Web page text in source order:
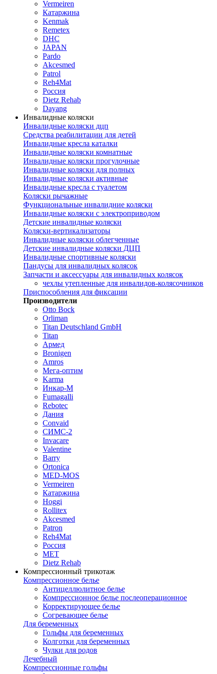
Vermeiren
Катаржина
Kenmak
Remetex
DHC
JAPAN
Pardo
Akcesmed
Patrol
Reh4Mat
Россия
Dietz Rehab
Dayang
Инвалидные коляски
Инвалидные коляски дцп
Средства реабилитации для детей
Инвалидные кресла каталки
Инвалидные коляски комнатные
Инвалидные коляски прогулочные
Инвалидные коляски для полных
Инвалидные коляски активные
Инвалидные кресла с туалетом
Коляски рычажные
Функциональные инвалидние коляски
Инвалидные коляски с электроприводом
Детские инвалидные коляски
Коляски-вертикализаторы
Инвалидные коляски облегченные
Детские инвалидные коляски ДЦП
Инвалидные спортивные коляски
Пандусы для инвалидных колясок
Запчасти и аксессуары для инвалидных колясок
чехлы утепленные для инвалидов-колясочников
Приспособления для фиксации
Производители
Otto Bock
Orliman
Titan Deutschland GmbH
Titan
Армед
Bronigen
Amros
Мега-оптим
Karma
Инкар-М
Fumagalli
Rebotec
Дания
Convaid
СИМС-2
Invacare
Valentine
Barry
Ortonica
MED-MOS
Vermeiren
Катаржина
Hoggi
Rollitex
Akcesmed
Patron
Reh4Mat
Россия
МЕТ
Dietz Rehab
Компрессионный трикотаж
Компрессионное белье
Антицеллюлитное белье
Компрессионное белье послеоперационное
Корректирующее белье
Согревающее белье
Для беременных
Гольфы для беременных
Колготки для беременных
Чулки для родов
Лечебный
Компрессионные гольфы